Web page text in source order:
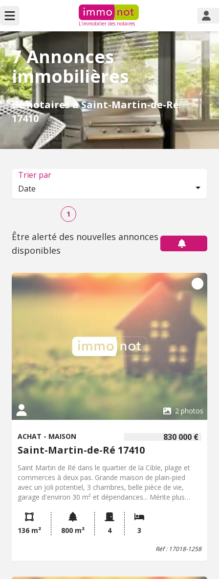
L'immobilier des notaires
7 Annonces
immobilières
de notaires à Saint-Martin-de-Ré
17410
Trier par
Date
1
Être alerté des nouvelles annonces
disponibles
2 photos
830 000 €
ACHAT - MAISON
Saint-Martin-de-Ré 17410
Saint Martin de Ré dans le quartier de la Cible, plage et
commerces à deux pas. Grande maison de plain-pied
avec un joli potentiel, 3 chambres, belle pièce de vie,
garage d'environ 30 m² et dépendances... Mérite plus
rare sur St Martin...
136 m²
800 m² 4 3
Réf : 17018-1258